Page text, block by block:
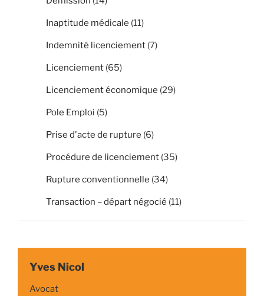
Inaptitude médicale (11)
Indemnité licenciement (7)
Licenciement (65)
Licenciement économique (29)
Pole Emploi (5)
Prise d'acte de rupture (6)
Procédure de licenciement (35)
Rupture conventionnelle (34)
Transaction – départ négocié (11)
Yves Nicol
Avocat